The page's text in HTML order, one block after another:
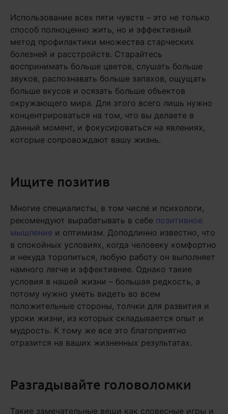
Использование всех пяти чувств – это не только
способ полноценно жить, но и эффективный
метод профилактики множества старческих
болезней и расстройств. Старайтесь
воспринимать больше цветов, слушать больше
звуков, распознавать больше запахов, ощущать
больше вкусов и осязать больше объектов
окружающего мира. Для этого всего лишь нужно
концентрироваться на том, что вы делаете в
данный момент, и фокусироваться на явлениях,
которые сопровождают вашу жизнь.
Ищите позитив
Многие специалисты, в том числе и психологи,
рекомендуют вырабатывать в себе позитивное
мышление и оптимизм. Доподлинно известно, что
в спокойных условиях, когда человеку комфортно
и некуда торопиться, любую работу он выполняет
намного легче и эффективнее. Однако такие
условия в нашей жизни – большая редкость, а
потому нужно уметь видеть во всем
положительные стороны, толчки для развития и
уроки жизни, из которых складывается опыт и
мудрость. К тому же все это благоприятно
отразится на ваших жизненных результатах.
Разгадывайте головоломки
Такие замечательные вещи как словесные игры и